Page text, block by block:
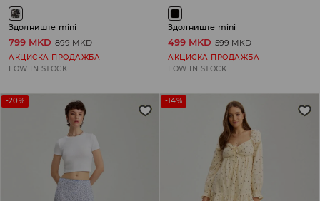
Здолниште mini
799 MKD 899 MKD
АКЦИСКА ПРОДАЖБА
LOW IN STOCK
Здолниште mini
499 MKD 599 MKD
АКЦИСКА ПРОДАЖБА
LOW IN STOCK
-20% -14%